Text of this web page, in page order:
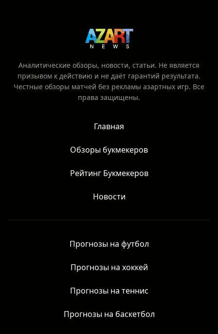
Аналитические обзоры, новости, статьи. Не является
призывом к действию и не даёт гарантий результата.
Главная
Обзоры букмекеров
Рейтинг Букмекеров
Новости
Прогнозы на футбол
Прогнозы на хоккей
Прогнозы на теннис